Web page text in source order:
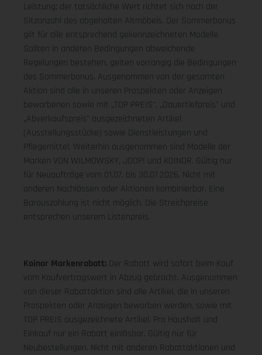
Leistung; der tatsächliche Wert richtet sich nach der
Sitzanzahl des abgeholten Altmöbels. Der Sommerbonus
gilt für alle entsprechend gekennzeichneten Modelle.
Sollten in anderen Bedingungen abweichende
Regelungen bestehen, gelten vorrangig die Bedingungen
des Sommerbonus. Ausgenommen von der gesamten
Aktion sind alle in unseren Prospekten oder Anzeigen
beworbenen sowie mit „TOP PREIS", „Dauertiefpreis" und
„Abverkaufspreis" ausgezeichneten Artikel
(Ausstellungsstücke) sowie Dienstleistungen und
Pflegemittel. Weiterhin ausgenommen sind Modelle der
Marken VON WILMOWSKY, JOOP! und KOINOR. Gültig nur
für Neuaufträge vom 01.07. bis 30.07.2026. Nicht mit
anderen Nachlässen oder Aktionen kombinierbar. Eine
Barauszahlung ist nicht möglich. Die Streichpreise
entsprechen unserem Listenpreis.
Koinor Markenrabatt: Der Rabatt wird sofort beim Kauf
vom Kaufvertragswert in Abzug gebracht. Ausgenommen
von dieser Rabattaktion sind alle Artikel, die in unseren
Prospekten oder Anzeigen beworben werden, sowie mit
TOP PREIS ausgezeichnete Artikel. Pro Haushalt und
Einkauf nur ein Rabatt einlösbar. Gültig nur für
Neubestellungen. Nicht mit anderen Rabattaktionen und